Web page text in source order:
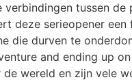
verbindingen tussen
deze serieopener
die durven te
and ending up
wereld en zijn vele